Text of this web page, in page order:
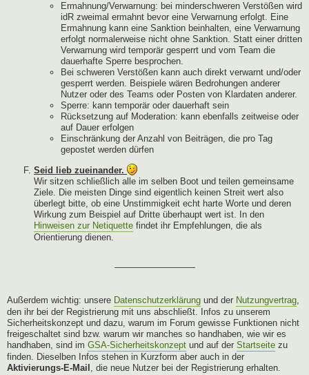
Ermahnung/Verwarnung: bei minderschweren Verstößen wird
idR zweimal ermahnt bevor eine Verwarnung erfolgt. Eine
Ermahnung kann eine Sanktion beinhalten, eine Verwarnung
erfolgt normalerweise nicht ohne Sanktion. Statt einer dritten
Verwarnung wird temporär gesperrt und vom Team die
dauerhafte Sperre besprochen.
Bei schweren Verstößen kann auch direkt verwarnt und/oder
gesperrt werden. Beispiele wären Bedrohungen anderer
Nutzer oder des Teams oder Posten von Klardaten anderer.
Sperre: kann temporär oder dauerhaft sein
Rücksetzung auf Moderation: kann ebenfalls zeitweise oder
auf Dauer erfolgen
Einschränkung der Anzahl von Beiträgen, die pro Tag
gepostet werden dürfen
Seid lieb zueinander.
Wir sitzen schließlich alle im selben Boot und teilen gemeinsame
Ziele. Die meisten Dinge sind eigentlich keinen Streit wert also
überlegt bitte, ob eine Unstimmigkeit echt harte Worte und deren
Wirkung zum Beispiel auf Dritte überhaupt wert ist. In den
Hinweisen zur Netiquette findet ihr Empfehlungen, die als
Orientierung dienen.
—————————
Außerdem wichtig: unsere Datenschutzerklärung und der Nutzungvertrag,
den ihr bei der Registrierung mit uns abschließt. Infos zu unserem
Sicherheitskonzept und dazu, warum im Forum gewisse Funktionen nicht
freigeschaltet sind bzw. warum wir manches so handhaben, wie wir es
handhaben, sind im GSA-Sicherheitskonzept und auf der Startseite zu
finden. Dieselben Infos stehen in Kurzform aber auch in der
Aktivierungs-E-Mail , die neue Nutzer bei der Registrierung erhalten.